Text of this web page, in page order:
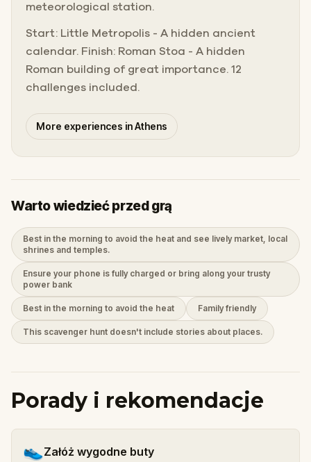
meteorological station.
Start: Little Metropolis - A hidden ancient
calendar. Finish: Roman Stoa - A hidden
Roman building of great importance. 12
challenges included.
More experiences in Athens
Warto wiedzieć przed grą
Best in the morning to avoid the heat and see lively market, local
shrines and temples.
Ensure your phone is fully charged or bring along your trusty
power bank
Best in the morning to avoid the heat Family friendly
This scavenger hunt doesn't include stories about places.
Porady i rekomendacje
👟Załóż wygodne buty